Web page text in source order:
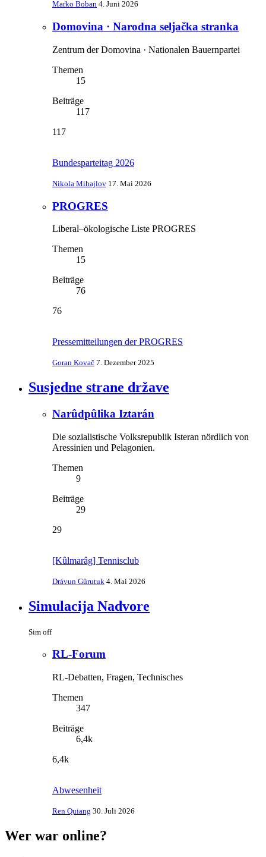
Marko Boban 4. Juni 2026
Domovina · Narodna seljačka stranka
Zentrum der Domovina · Nationalen Bauernpartei
Themen
15
Beiträge
117
117
Bundesparteitag 2026
Nikola Mihajlov 17. Mai 2026
PROGRES
Liberal–ökologische Liste PROGRES
Themen
15
Beiträge
76
76
Pressemitteilungen der PROGRES
Goran Kovač 7. Dezember 2025
Susjedne strane države
Narûdpûlika Iztarán
Die sozialistische Volksrepublik Isteran nördlich von
Aressinien und Pelagonien.
Themen
9
Beiträge
29
29
[Kûlmarâg] Tennisclub
Drávun Gûrutuk 4. Mai 2026
Simulacija Nadvore
Sim off
RL-Forum
RL-Debatten, Fragen, Technisches
Themen
347
Beiträge
6,4k
6,4k
Abwesenheit
Ren Quiang 30. Juli 2026
Wer war online?